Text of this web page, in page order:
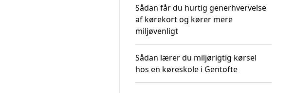
Sådan får du hurtig generhvervelse
af kørekort og kører mere
miljøvenligt
Sådan lærer du miljørigtig kørsel
hos en køreskole i Gentofte